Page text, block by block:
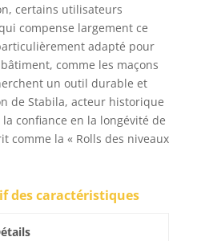
certains utilisateurs
compense largement ce
adapté pour
comme les maçons
un outil durable et
de Stabila, acteur historique
confiance en la longévité de
comme la « Rolls des niveaux
des caractéristiques